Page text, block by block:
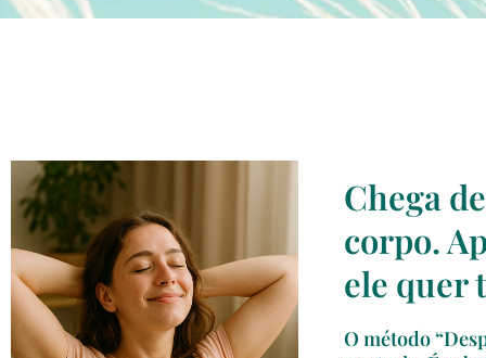
Chega
corpo.
ele quer
O método